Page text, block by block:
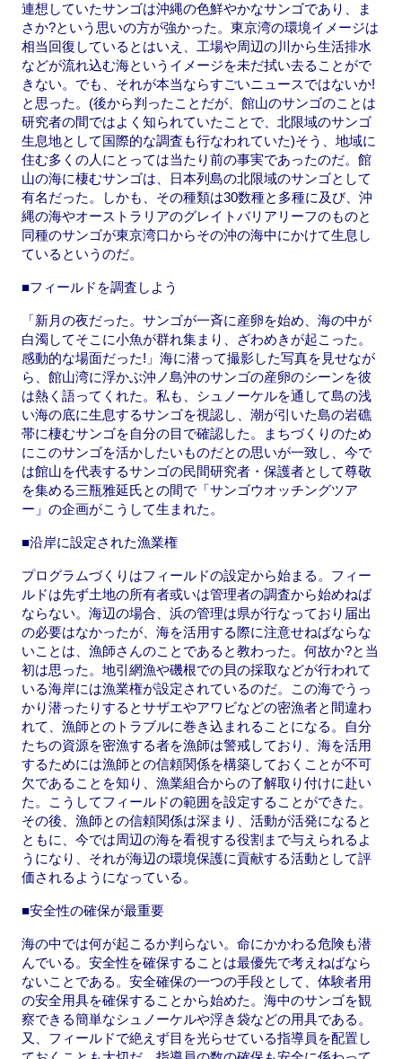
連想していたサンゴは沖縄の色鮮やかなサンゴであり、ま
さか?という思いの方が強かった。東京湾の環境イメージは
相当回復しているとはいえ、工場や周辺の川から生活排水
などが流れ込む海というイメージを未だ拭い去ることがで
きない。でも、それが本当ならすごいニュースではないか!
と思った。(後から判ったことだが、館山のサンゴのことは
研究者の間ではよく知られていたことで、北限域のサンゴ
生息地として国際的な調査も行なわれていた)そう、地域に
住む多くの人にとっては当たり前の事実であったのだ。館
山の海に棲むサンゴは、日本列島の北限域のサンゴとして
有名だった。しかも、その種類は30数種と多種に及び、沖
縄の海やオーストラリアのグレイトバリアリーフのものと
同種のサンゴが東京湾口からその沖の海中にかけて生息し
ているというのだ。
■フィールドを調査しよう
「新月の夜だった。サンゴが一斉に産卵を始め、海の中が
白濁してそこに小魚が群れ集まり、ざわめきが起こった。
感動的な場面だった!」海に潜って撮影した写真を見せなが
ら、館山湾に浮かぶ沖ノ島沖のサンゴの産卵のシーンを彼
は熱く語ってくれた。私も、シュノーケルを通して島の浅
い海の底に生息するサンゴを視認し、潮が引いた島の岩礁
帯に棲むサンゴを自分の目で確認した。まちづくりのため
にこのサンゴを活かしたいものだとの思いが一致し、今で
は館山を代表するサンゴの民間研究者・保護者として尊敬
を集める三瓶雅延氏との間で「サンゴウオッチングツア
ー」の企画がこうして生まれた。
■沿岸に設定された漁業権
プログラムづくりはフィールドの設定から始まる。フィー
ルドは先ず土地の所有者或いは管理者の調査から始めねば
ならない。海辺の場合、浜の管理は県が行なっており届出
の必要はなかったが、海を活用する際に注意せねばならな
いことは、漁師さんのことであると教わった。何故か?と当
初は思った。地引網漁や磯根での貝の採取などが行われて
いる海岸には漁業権が設定されているのだ。この海でうっ
かり潜ったりするとサザエやアワビなどの密漁者と間違わ
れて、漁師とのトラブルに巻き込まれることになる。自分
たちの資源を密漁する者を漁師は警戒しており、海を活用
するためには漁師との信頼関係を構築しておくことが不可
欠であることを知り、漁業組合からの了解取り付けに赴い
た。こうしてフィールドの範囲を設定することができた。
その後、漁師との信頼関係は深まり、活動が活発になると
ともに、今では周辺の海を看視する役割まで与えられるよ
うになり、それが海辺の環境保護に貢献する活動として評
価されるようになっている。
■安全性の確保が最重要
海の中では何が起こるか判らない。命にかかわる危険も潜
んでいる。安全性を確保することは最優先で考えねばなら
ないことである。安全確保の一つの手段として、体験者用
の安全用具を確保することから始めた。海中のサンゴを観
察できる簡単なシュノーケルや浮き袋などの用具である。
又、フィールドで絶えず目を光らせている指導員を配置し